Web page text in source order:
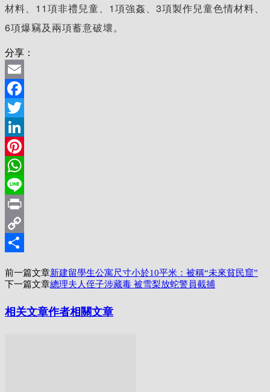
材料、11項非禮兒童、1項強姦、3項製作兒童色情材料、
6項爆竊及兩項蓄意破壞。
分享：
Email
Facebook
Twitter
LinkedIn
Pinterest
WhatsApp
Line
Print
Copy
享
前一篇文章新建留學生公寓尺寸小於10平米：被稱“未來貧民窟”
下一篇文章總理夫人侄子涉藏毒 被雪梨放蛇警員截捕
相关文章作者相關文章